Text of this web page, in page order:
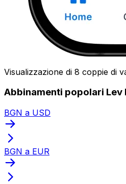
Visualizzazione di 8 coppie di
Abbinamenti popolari Lev
BGN a USD
BGN a EUR